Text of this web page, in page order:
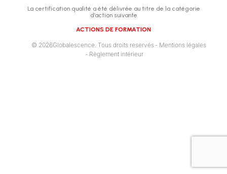
La certification qualité a été délivrée au titre de la catégorie
d’action suivante
ACTIONS DE FORMATION
© 2026Globalescence. Tous droits reservés - Mentions légales
- Règlement intérieur